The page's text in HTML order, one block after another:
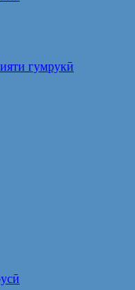
гумрукӣ